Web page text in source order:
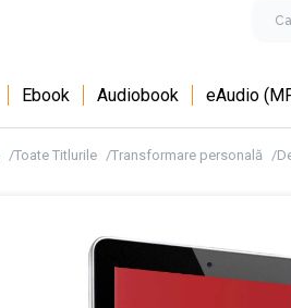
Ebook Audiobook eAudio
Toate Titlurile Transformare personală